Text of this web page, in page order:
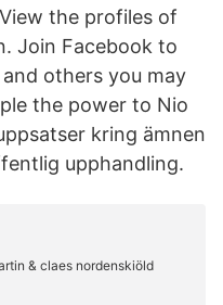
the profiles of
Join Facebook to
others you may
the power to Nio
kring ämnen
upphandling.